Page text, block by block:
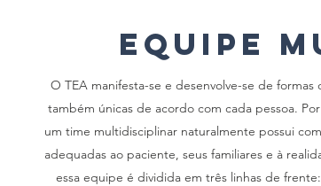
Equipe
O TEA manifesta-se e desenvolve-se de
também únicas de acordo com cada pessoa.
um time multidisciplinar naturalmente possui
adequadas ao paciente, seus familiares e à
essa equipe é dividida em três linhas de